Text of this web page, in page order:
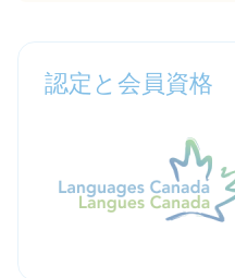
認定と会員資格